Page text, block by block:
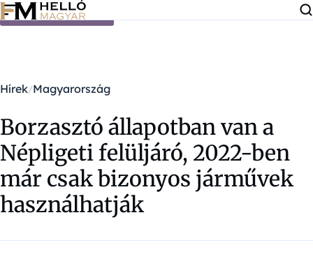
Ugrás a tartalomra
Hírek Magyarország
Borzasztó állapotban van a
Népligeti felüljáró, 2022-ben
már csak bizonyos járművek
használhatják